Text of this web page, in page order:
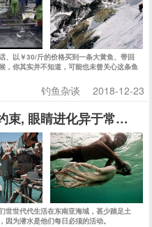
、以￥30/斤的价格买到一条大黄鱼、带回
，你其实并不知道，可能也未曾关心这条鱼
钓鱼杂谈 2018-12-23
束, 眼睛进化异于常人,
世世代代生活在东南亚海域，甚少踏足土
为潜水是他们每日必须的活动。